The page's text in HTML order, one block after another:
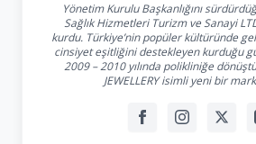
Yönetim Kurulu Başkanlığını
Sağlık Hizmetleri Turizm ve Sanayi
kurdu. Türkiye’nin popüler kültüründe
cinsiyet eşitliğini destekleyen kurduğu
2009 – 2010 yılında polikliniğe
JEWELLERY isimli yeni bir